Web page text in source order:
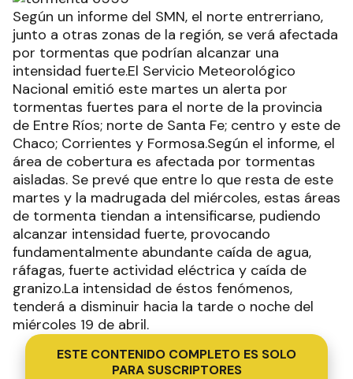
Según un informe del SMN, el norte entrerriano,
junto a otras zonas de la región, se verá afectada
por tormentas que podrían alcanzar una
intensidad fuerte.El Servicio Meteorológico
Nacional emitió este martes un alerta por
tormentas fuertes para el norte de la provincia
de Entre Ríos; norte de Santa Fe; centro y este de
Chaco; Corrientes y Formosa.Según el informe, el
área de cobertura es afectada por tormentas
aisladas. Se prevé que entre lo que resta de este
martes y la madrugada del miércoles, estas áreas
de tormenta tiendan a intensificarse, pudiendo
alcanzar intensidad fuerte, provocando
fundamentalmente abundante caída de agua,
ráfagas, fuerte actividad eléctrica y caída de
granizo.La intensidad de éstos fenómenos,
tenderá a disminuir hacia la tarde o noche del
miércoles 19 de abril.
ESTE CONTENIDO COMPLETO ES SOLO
PARA SUSCRIPTORES